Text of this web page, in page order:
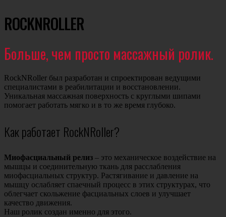
ROCKNROLLER
Больше, чем просто массажный ролик.
RockNRoller был разработан и спроектирован ведущими
специалистами в реабилитации и восстановлении.
Уникальная массажная поверхность с круглыми шипами
помогает работать мягко и в то же время глубоко.
Как работает RockNRoller?
Миофасциальный релиз – это механическое воздействие на
мышцы и соединительную ткань для расслабления
миофасциальных структур. Растягивание и давление на
мышцу ослабляет спаечный процесс в этих структурах, что
облегчает скольжение фасциальных слоев и улучшает
качество движения.
Наш ролик создан именно для этого.